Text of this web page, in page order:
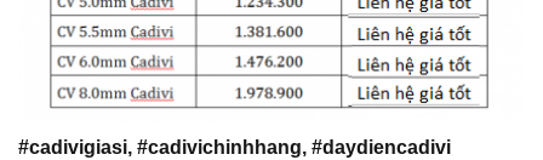
#cadivigiasi, #cadivichinhhang, #daydiencadivi